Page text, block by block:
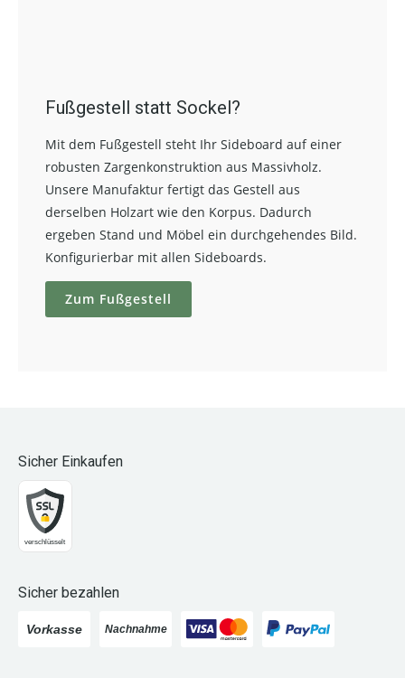
Fußgestell statt Sockel?
Mit dem Fußgestell steht Ihr Sideboard auf einer
robusten Zargenkonstruktion aus Massivholz.
Unsere Manufaktur fertigt das Gestell aus
derselben Holzart wie den Korpus. Dadurch
ergeben Stand und Möbel ein durchgehendes Bild.
Konfigurierbar mit allen Sideboards.
Zum Fußgestell
Sicher Einkaufen
Sicher bezahlen